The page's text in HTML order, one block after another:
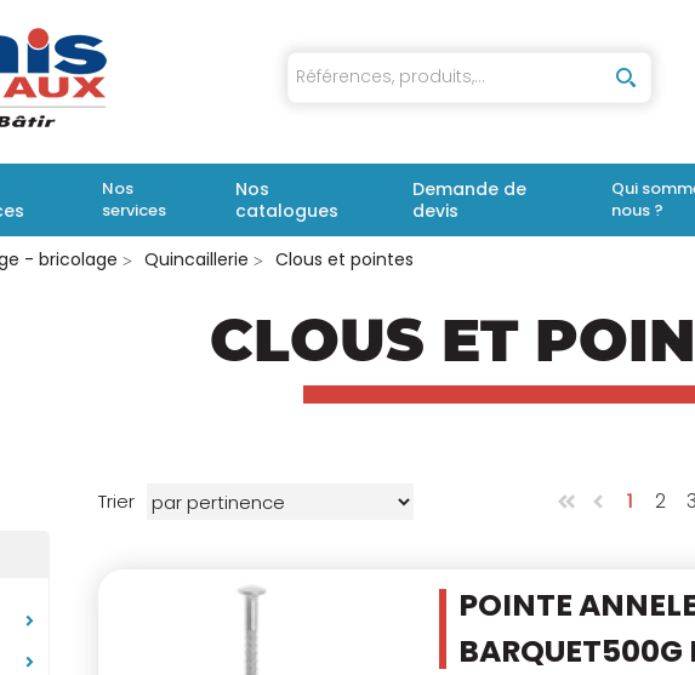
Nos
services
Nos
catalogues
Demande de
devis
Qui
nous ?
- bricolage Quincaillerie Clous et pointes
CLOUS ET
Trier 1 2 3
POINTE
BARQUET500G